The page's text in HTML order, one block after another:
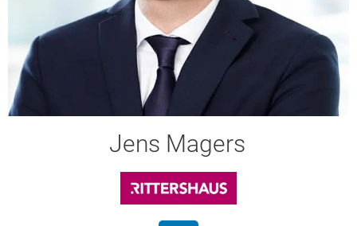
Jens Magers